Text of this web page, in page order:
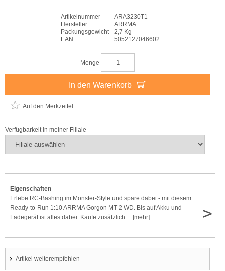
Artikelnummer
ARA3230T1
Hersteller
ARRMA
Packungsgewicht
2,7 Kg
EAN
5052127046602
Menge
In den Warenkorb
Auf den Merkzettel
Verfügbarkeit in meiner Filiale
Eigenschaften
Erlebe RC-Bashing im Monster-Style und spare dabei - mit diesem
Ready-to-Run 1:10 ARRMA Gorgon MT 2 WD. Bis auf Akku und
Ladegerät ist alles dabei. Kaufe zusätzlich ... [mehr]
>
Artikel weiterempfehlen